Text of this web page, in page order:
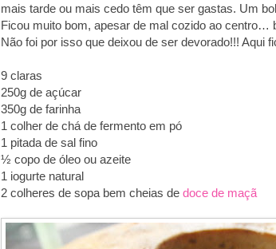
mais tarde ou mais cedo têm que ser gastas. Um
Ficou muito bom, apesar de mal cozido ao centro…
Não foi por isso que deixou de ser devorado!!! Aqui
9 claras
250g de açúcar
350g de farinha
1 colher de chá de fermento em pó
1 pitada de sal fino
½ copo de óleo ou azeite
1 iogurte natural
2 colheres de sopa bem cheias de doce de maçã